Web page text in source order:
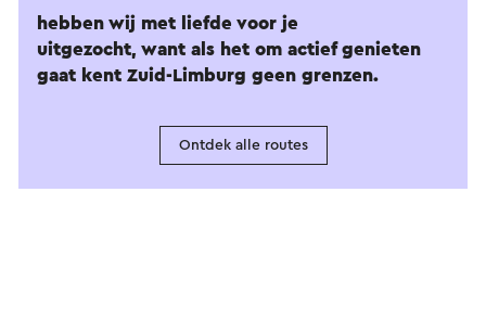
hebben wij met liefde voor je
uitgezocht, want als het om actief genieten
gaat kent Zuid-Limburg geen grenzen.
Ontdek alle routes